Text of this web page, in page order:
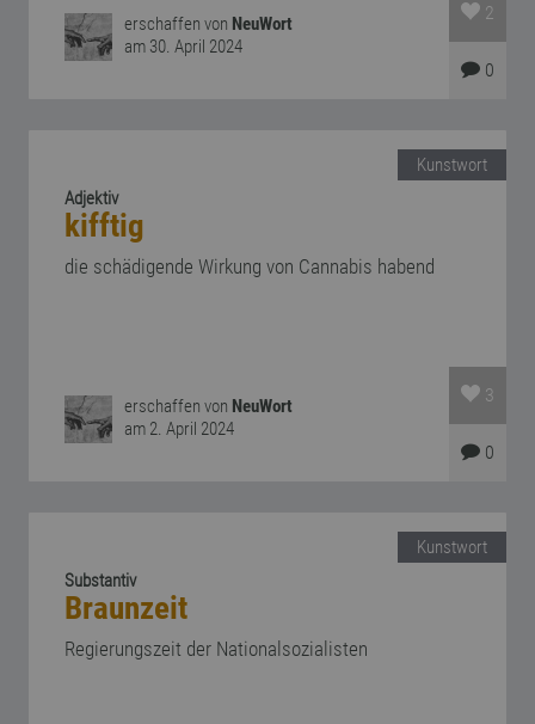
erschaffen von NeuWort
am 30. April 2024
2
0
Kunstwort
Adjektiv
kifftig
die schädigende Wirkung von Cannabis habend
erschaffen von NeuWort
am 2. April 2024
3
0
Kunstwort
Substantiv
Braunzeit
Regierungszeit der Nationalsozialisten